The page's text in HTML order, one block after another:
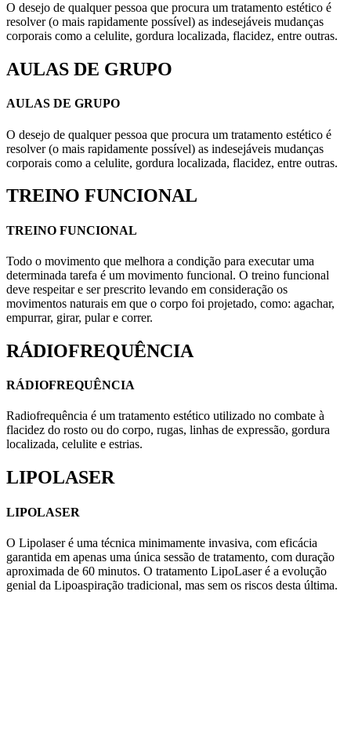
O desejo de qualquer pessoa que procura um tratamento estético é
resolver (o mais rapidamente possível) as indesejáveis mudanças
corporais como a celulite, gordura localizada, flacidez, entre outras.
AULAS DE GRUPO
AULAS DE GRUPO
O desejo de qualquer pessoa que procura um tratamento estético é
resolver (o mais rapidamente possível) as indesejáveis mudanças
corporais como a celulite, gordura localizada, flacidez, entre outras.
TREINO FUNCIONAL
TREINO FUNCIONAL
Todo o movimento que melhora a condição para executar uma
determinada tarefa é um movimento funcional. O treino funcional
deve respeitar e ser prescrito levando em consideração os
movimentos naturais em que o corpo foi projetado, como: agachar,
empurrar, girar, pular e correr.
RÁDIOFREQUÊNCIA
RÁDIOFREQUÊNCIA
Radiofrequência é um tratamento estético utilizado no combate à
flacidez do rosto ou do corpo, rugas, linhas de expressão, gordura
localizada, celulite e estrias.
LIPOLASER
LIPOLASER
O Lipolaser é uma técnica minimamente invasiva, com eficácia
garantida em apenas uma única sessão de tratamento, com duração
aproximada de 60 minutos. O tratamento LipoLaser é a evolução
genial da Lipoaspiração tradicional, mas sem os riscos desta última.